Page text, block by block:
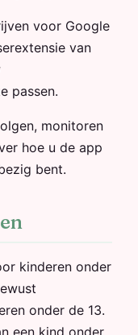
voor Google
van
passen.
monitoren
hoe u de app
bent.
kinderen onder
onder de 13.
een kind onder